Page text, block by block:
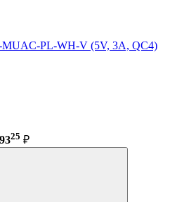
MUAC-PL-WH-V (5V, 3A, QC4)
25 ₽